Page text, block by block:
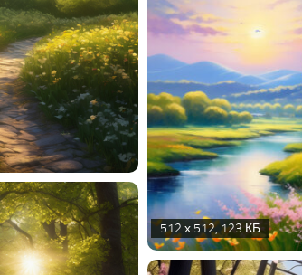
512 х 512, 123 КБ